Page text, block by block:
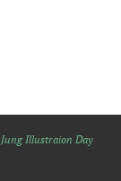
Jung Illustraion Day